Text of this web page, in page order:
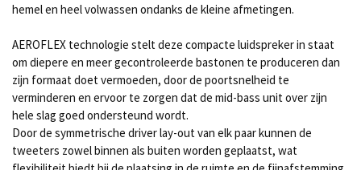
hemel en heel volwassen ondanks de kleine afmetingen.
AEROFLEX technologie stelt deze compacte luidspreker in staat
om diepere en meer gecontroleerde bastonen te produceren dan
zijn formaat doet vermoeden, door de poortsnelheid te
verminderen en ervoor te zorgen dat de mid-bass unit over zijn
hele slag goed ondersteund wordt.
Door de symmetrische driver lay-out van elk paar kunnen de
tweeters zowel binnen als buiten worden geplaatst, wat